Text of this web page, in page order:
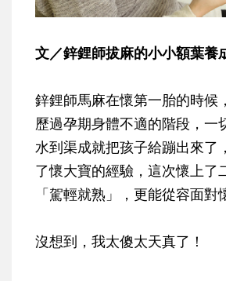
文／鋅鋰師拔麻的小小額葉養
鋅鋰師馬麻在懷第一胎的時候
歷過孕期身體不適的階段，一
水到渠成就把孩子給蹦出來了
了懷大寶的經驗，這次懷上了
「駕輕就熟」，更能從容面對
沒想到，我太傻太天真了！